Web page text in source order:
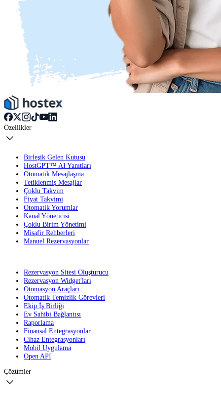
Özellikler
Birleşik Gelen Kutusu
HostGPT™ AI Yanıtları
Otomatik Mesajlaşma
Tetiklenmiş Mesajlar
Çoklu Takvim
Fiyat Takvimi
Otomatik Yorumlar
Kanal Yöneticisi
Çoklu Birim Yönetimi
Misafir Rehberleri
Manuel Rezervasyonlar
Rezervasyon Sitesi Oluşturucu
Rezervasyon Widget'ları
Otomasyon Araçları
Otomatik Temizlik Görevleri
Ekip İş Birliği
Ev Sahibi Bağlantısı
Raporlama
Finansal Entegrasyonlar
Cihaz Entegrasyonları
Mobil Uygulama
Open API
Çözümler